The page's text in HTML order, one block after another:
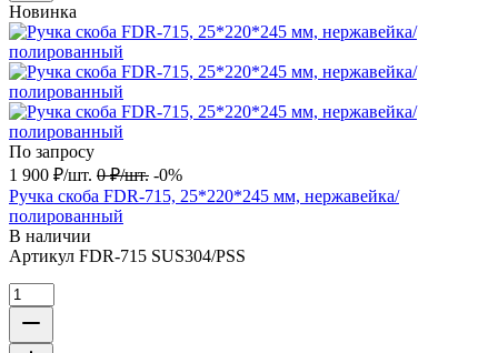
Новинка
По запросу
1 900 ₽/шт. 0 ₽/шт. -0%
Ручка скоба FDR-715, 25*220*245 мм, нержавейка/
полированный
В наличии
Артикул FDR-715 SUS304/PSS